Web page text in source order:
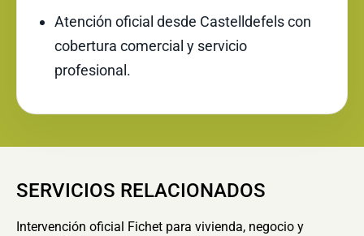
Atención oficial desde Castelldefels con
cobertura comercial y servicio
profesional.
SERVICIOS RELACIONADOS
Intervención oficial Fichet para vivienda, negocio y